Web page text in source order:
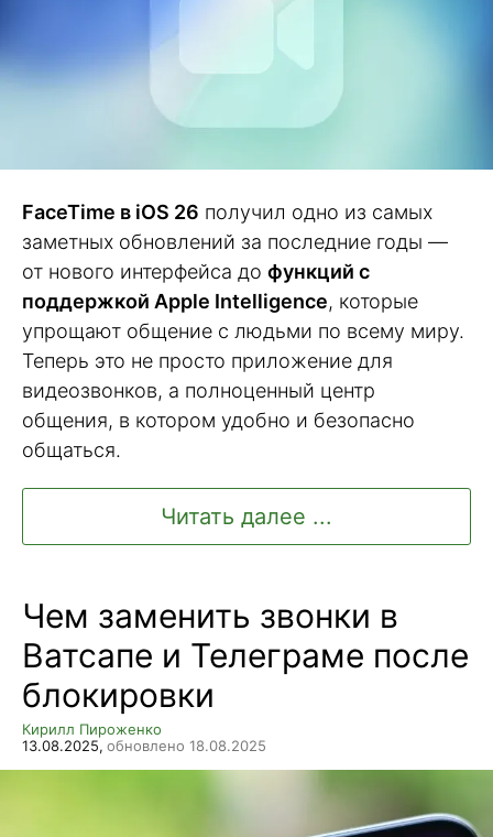
FaceTime в iOS 26 получил одно из самых
заметных обновлений за последние годы —
от нового интерфейса до функций с
поддержкой Apple Intelligence, которые
упрощают общение с людьми по всему миру.
Теперь это не просто приложение для
видеозвонков, а полноценный центр
общения, в котором удобно и безопасно
общаться.
Читать далее ...
Чем заменить звонки в
Ватсапе и Телеграме после
блокировки
Кирилл Пироженко
13.08.2025, обновлено 18.08.2025